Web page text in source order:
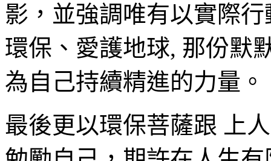
影，並強調唯有以實際
環保、愛護地球, 那份默
為自己持續精進的力量。
最後更以環保菩薩跟 上